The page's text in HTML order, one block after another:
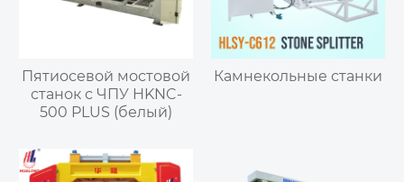
Пятиосевой мостовой
станок с ЧПУ HKNC-
500 PLUS (белый)
Камнекольные станки